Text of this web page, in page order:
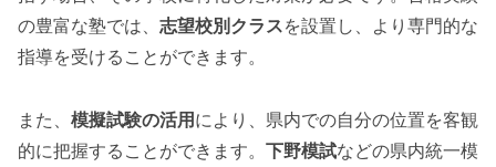
の豊富な塾では、 志望校別クラスを設置し、より専門的な
指導を受けることができます。
また、 模擬試験の活用により、県内での自分の位置を客観
的に把握することができます。 下野模試などの県内統一模